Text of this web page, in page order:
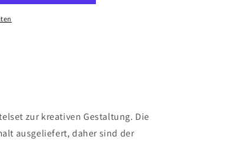
zur kreativen Gestaltung. Die
ausgeliefert, daher sind der